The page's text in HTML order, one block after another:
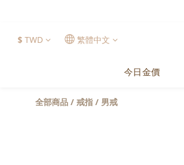
$ TWD 繁體中文
今日金價
全部商品 / 戒指 / 男戒